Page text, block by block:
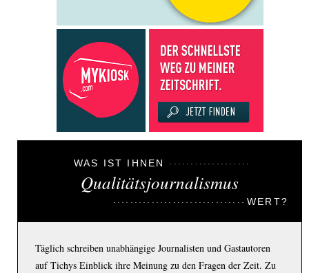
WAS IST IHNEN
Qualitätsjournalismus
WERT?
Täglich schreiben unabhängige Journalisten und Gastautoren
auf Tichys Einblick ihre Meinung zu den Fragen der Zeit. Zu